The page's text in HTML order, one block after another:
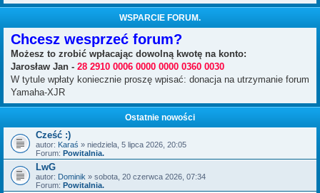
WSPARCIE FORUM.
Chcesz wesprzeć forum?
Możesz to zrobić wpłacając dowolną kwotę na konto:
Jarosław Jan - 28 2910 0006 0000 0000 0360 0030
W tytule wpłaty koniecznie proszę wpisać: donacja na utrzymanie forum
Yamaha-XJR
Ostatnie nowości
Cześć :)
autor: Karaś » niedziela, 5 lipca 2026, 20:05
Forum: Powitalnia.
LwG
autor: Dominik » sobota, 20 czerwca 2026, 07:34
Forum: Powitalnia.